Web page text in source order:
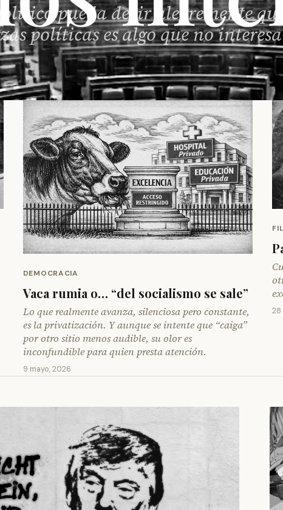
pueda decir alegremente
políticas es algo que no interesa
DEMOCRACIA
Vaca rumia o… “del socialismo se sale”
Lo que realmente avanza, silenciosa pero constante,
es la privatización. Y aunque se intente que “caiga”
por otro sitio menos audible, su olor es
inconfundible para quien presta atención.
9 mayo, 2026
28